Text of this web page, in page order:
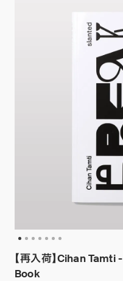
【再入荷】Cihan
Book